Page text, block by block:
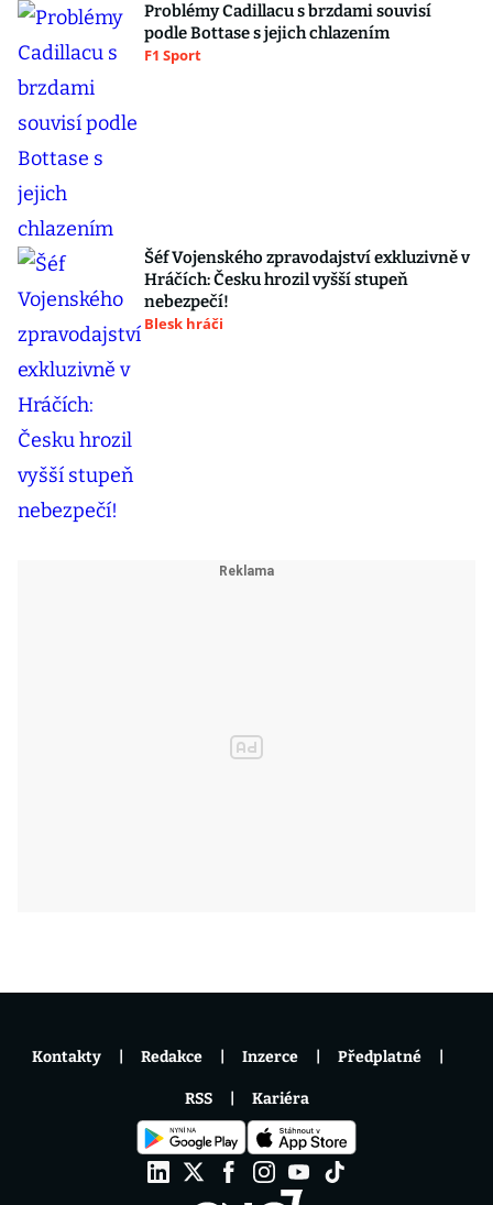
Problémy Cadillacu s brzdami souvisí
podle Bottase s jejich chlazením
F1 Sport
Šéf Vojenského zpravodajství exkluzivně v
Hráčích: Česku hrozil vyšší stupeň
nebezpečí!
Blesk hráči
Kontakty Redakce Inzerce Předplatné
RSS Kariéra